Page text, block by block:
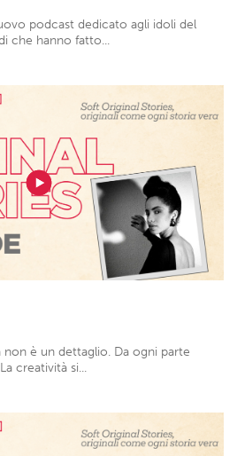
podcast dedicato agli idoli del
che hanno fatto...
è un dettaglio. Da ogni parte
creatività si...